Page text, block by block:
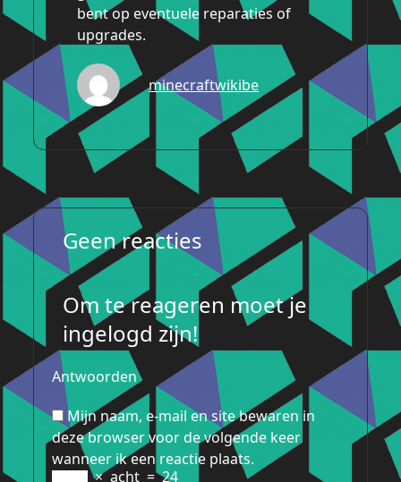
bent op eventuele reparaties of
upgrades.
minecraftwikibe
Geen reacties
Om te reageren moet je
ingelogd zijn!
Antwoorden
Mijn naam, e-mail en site bewaren in
deze browser voor de volgende keer
wanneer ik een reactie plaats.
×acht =24